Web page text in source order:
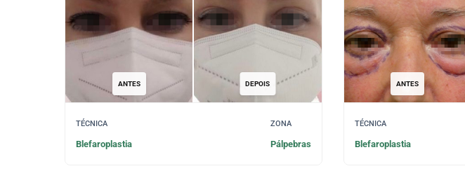
ANTES DEPOIS
TÉCNICA
Blefaroplastia
ZONA
Pálpebras
ANTES
TÉCNICA
Blefaroplastia